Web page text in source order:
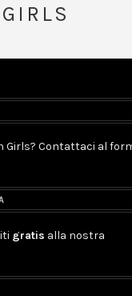
Girls? Contattaci al
gratis alla nostra